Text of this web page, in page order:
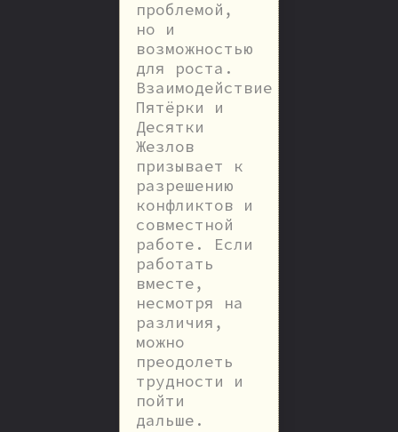
проблемой,
но и
возможностью
для роста.
Взаимодействие
Пятёрки и
Десятки
Жезлов
призывает к
разрешению
конфликтов и
совместной
работе. Если
работать
вместе,
несмотря на
различия,
можно
преодолеть
трудности и
пойти
дальше.